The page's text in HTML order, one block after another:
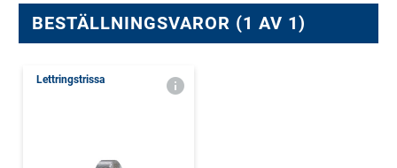
BESTÄLLNINGSVAROR (1 AV 1)
Lettringstrissa